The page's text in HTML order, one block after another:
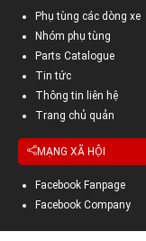
Phụ tùng các dòng xe
Nhóm phụ tùng
Parts Catalogue
Tin tức
Thông tin liên hệ
Trang chủ quản
MẠNG XÃ HỘI
Facebook Fanpage
Facebook Company